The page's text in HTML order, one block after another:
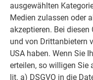
ausgewählten
Medien zulassen oder
akzeptieren. Bei
und von Drittanbietern
USA haben. Wenn Sie
erteilen, so willigen Sie
lit. a) DSGVO in die